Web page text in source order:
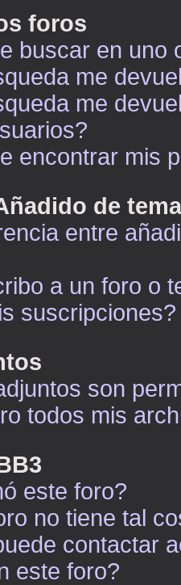
foros
buscar en uno
me
me
encontrar mis
de
entre
a un foro o
suscripciones?
son
todos mis
este foro?
no tiene tal
contactar
este foro?